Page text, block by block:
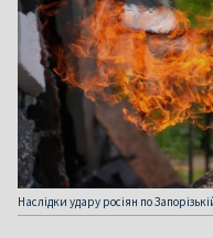
Наслідки удару росіян по